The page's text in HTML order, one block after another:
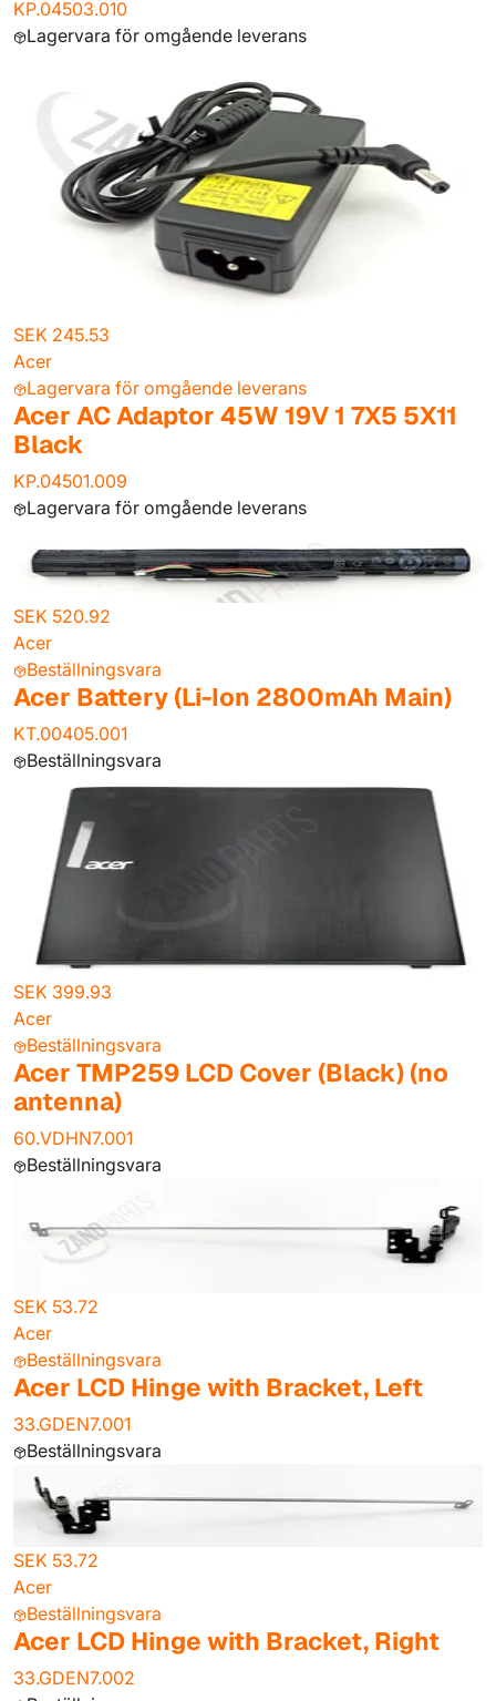
KP.04503.010
Lagervara för omgående leverans
SEK 245.53
Acer
Lagervara för omgående leverans
Acer AC Adaptor 45W 19V 1 7X5 5X11
Black
KP.04501.009
Lagervara för omgående leverans
SEK 520.92
Acer
Beställningsvara
Acer Battery (Li-Ion 2800mAh Main)
KT.00405.001
Beställningsvara
SEK 399.93
Acer
Beställningsvara
Acer TMP259 LCD Cover (Black) (no
antenna)
60.VDHN7.001
Beställningsvara
SEK 53.72
Acer
Beställningsvara
Acer LCD Hinge with Bracket, Left
33.GDEN7.001
Beställningsvara
SEK 53.72
Acer
Beställningsvara
Acer LCD Hinge with Bracket, Right
33.GDEN7.002